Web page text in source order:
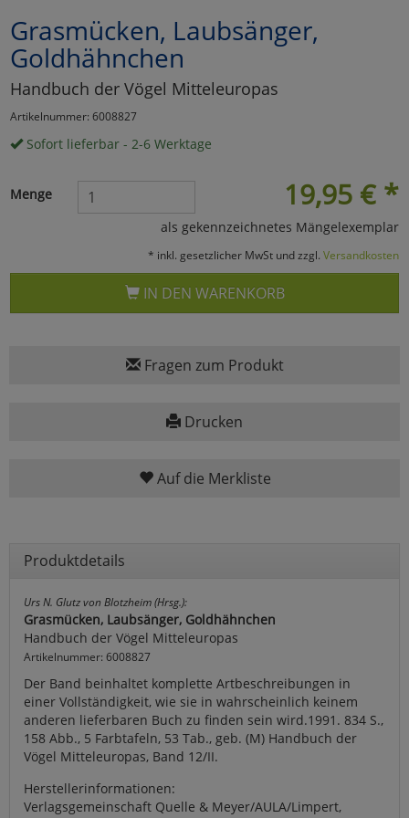
Grasmücken, Laubsänger,
Goldhähnchen
Handbuch der Vögel Mitteleuropas
Artikelnummer: 6008827
Sofort lieferbar - 2-6 Werktage
19,95 € *
Menge
als gekennzeichnetes Mängelexemplar
* inkl. gesetzlicher MwSt und zzgl. Versandkosten
IN DEN WARENKORB
Fragen zum Produkt
Drucken
Auf die Merkliste
Produktdetails
Urs N. Glutz von Blotzheim (Hrsg.):
Grasmücken, Laubsänger, Goldhähnchen
Handbuch der Vögel Mitteleuropas
Artikelnummer: 6008827
Der Band beinhaltet komplette Artbeschreibungen in
einer Vollständigkeit, wie sie in wahrscheinlich keinem
anderen lieferbaren Buch zu finden sein wird.1991. 834 S.,
158 Abb., 5 Farbtafeln, 53 Tab., geb. (M) Handbuch der
Vögel Mitteleuropas, Band 12/II.
Herstellerinformationen:
Verlagsgemeinschaft Quelle & Meyer/AULA/Limpert,
Marketing
Umfragetools
Cookies
Alle Akzeptieren
Einstellungen speichern
zurückzu Haupptseite